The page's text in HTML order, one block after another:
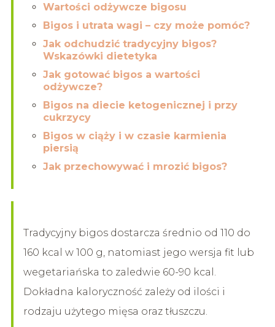
Wartości odżywcze bigosu
Bigos i utrata wagi – czy może pomóc?
Jak odchudzić tradycyjny bigos?
Wskazówki dietetyka
Jak gotować bigos a wartości
odżywcze?
Bigos na diecie ketogenicznej i przy
cukrzycy
Bigos w ciąży i w czasie karmienia
piersią
Jak przechowywać i mrozić bigos?
Tradycyjny bigos dostarcza średnio od 110 do
160 kcal w 100 g, natomiast jego wersja fit lub
wegetariańska to zaledwie 60-90 kcal.
Dokładna kaloryczność zależy od ilości i
rodzaju użytego mięsa oraz tłuszczu.